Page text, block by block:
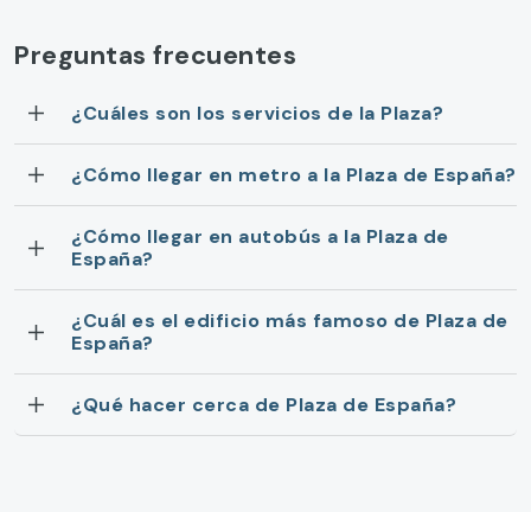
Preguntas frecuentes
¿Cuáles son los servicios de la Plaza?
¿Cómo llegar en metro a la Plaza de España?
¿Cómo llegar en autobús a la Plaza de
España?
¿Cuál es el edificio más famoso de Plaza de
España?
¿Qué hacer cerca de Plaza de España?